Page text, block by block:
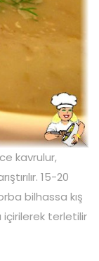
kavrulur,
15-20
bilhassa kış
içirilerek terletilir